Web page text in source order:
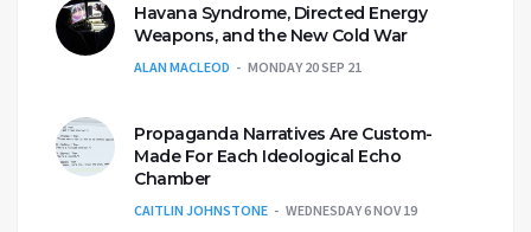
Havana Syndrome, Directed Energy
Weapons, and the New Cold War
ALAN MACLEOD MONDAY 20 SEP 21
Propaganda Narratives Are Custom-
Made For Each Ideological Echo
Chamber
CAITLIN JOHNSTONE WEDNESDAY 6 NOV 19